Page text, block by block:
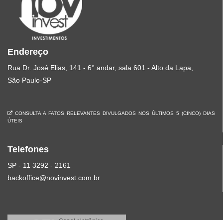
Endereço
Rua Dr. José Elias, 141 - 6° andar, sala 601 - Alto da Lapa,
São Paulo-SP
CONSULTA A FATOS RELEVANTES DIVULGADOS NOS ÚLTIMOS 5 (CINCO) DIAS
ÚTEIS
Telefones
SP - 11 3292 - 2161
backoffice@novinvest.com.br